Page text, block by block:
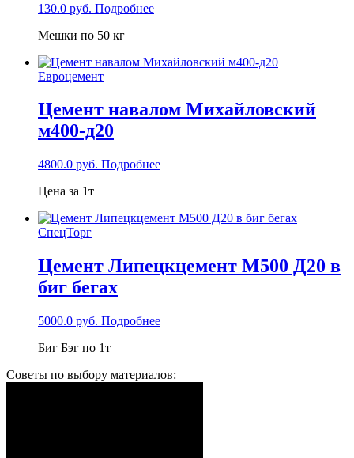
130.0 руб. Подробнее
Мешки по 50 кг
Евроцемент
Цемент навалом Михайловский
м400-д20
4800.0 руб. Подробнее
Цена за 1т
СпецТорг
Цемент Липецкцемент М500 Д20 в
биг бегах
5000.0 руб. Подробнее
Биг Бэг по 1т
Советы по выбору материалов: